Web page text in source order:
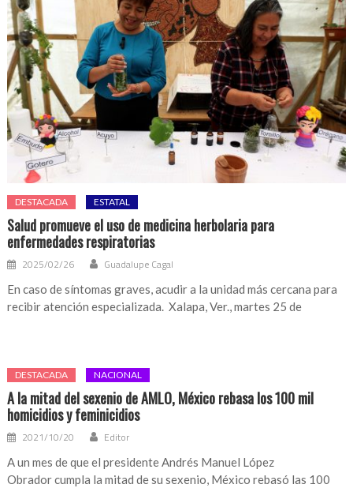
DESTACADA ESTATAL
Salud promueve el uso de medicina herbolaria para
enfermedades respiratorias
2025/02/26 Guadalupe Cagal
En caso de síntomas graves, acudir a la unidad más cercana para
recibir atención especializada. Xalapa, Ver., martes 25 de
DESTACADA NACIONAL
A la mitad del sexenio de AMLO, México rebasa los 100 mil
homicidios y feminicidios
2021/10/20 Editor
A un mes de que el presidente Andrés Manuel López
Obrador cumpla la mitad de su sexenio, México rebasó las 100